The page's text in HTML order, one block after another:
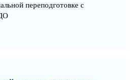
переподготовке с